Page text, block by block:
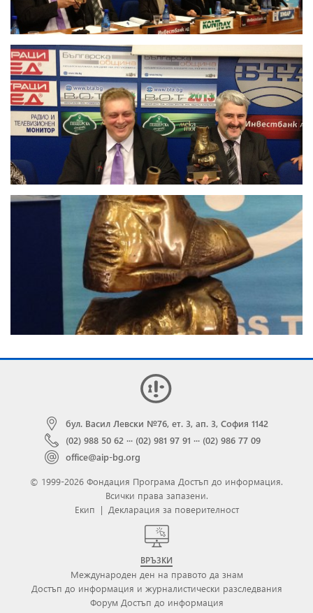
бул. Васил Левски №76, ет. 3, ап. 3, София 1142
(02) 988 50 62 ··· (02) 981 97 91 ··· (02) 986 77 09
office@aip-bg.org
© 1999-2026 Фондация Програма Достъп до информация.
Всички права запазени.
Екип | Декларация за поверителност
ВРЪЗКИ
Международен ден на правото да знам
Достъп до информация и журналистически разследвания
Форум Достъп до информация